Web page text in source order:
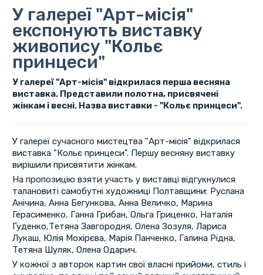
У галереї "Арт-місія"
експонують виставку
живопису "Кольє
принцеси"
У галереї "Арт-місія" відкрилася перша весняна
виставка. Представили полотна, присвячені
жінкам і весні. Назва виставки - "Кольє принцеси".
У галереї сучасного мистецтва "Арт-місія" відкрилася
виставка "Кольє принцеси". Першу весняну виставку
вирішили присвятити жінкам.
На пропозицію взяти участь у виставці відгукнулися
талановиті самобутні художниці Полтавщини: Руслана
Анічина, Анна Бегункова, Анна Величко, Марина
Герасименко, Ганна Грибан, Ольга Гриценко, Наталія
Гуденко,Тетяна Завгородня, Олена Зозуля, Лариса
Лукаш, Юлія Мохірєва, Марія Панченко, Галина Рідна,
Тетяна Шуляк, Олена Одарич.
У кожної з авторок картин свої власні прийоми, стиль і